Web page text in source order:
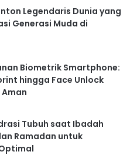
Legendaris Dunia yang
Generasi Muda di
Biometrik Smartphone:
hingga Face Unlock
Tubuh saat Ibadah
Ramadan untuk